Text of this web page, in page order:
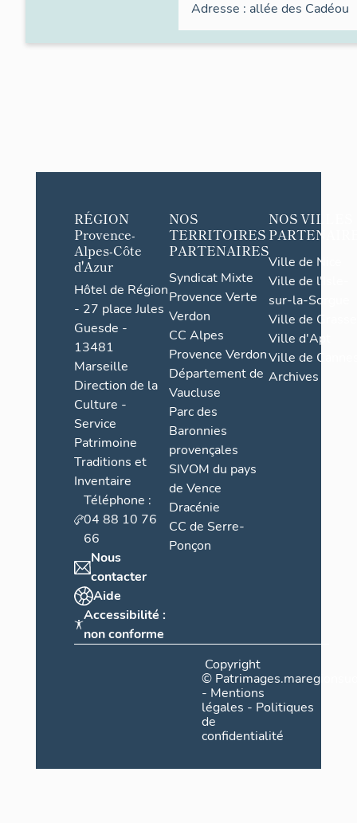
Adresse : allée des Cadéou
RÉGION
Provence-
Alpes-Côte
d'Azur
Hôtel de Région
- 27 place Jules
Guesde -
13481
Marseille
Direction de la
Culture -
Service
Patrimoine
Traditions et
Inventaire
Téléphone :
04 88 10 76
66
Nous
contacter
Aide
Accessibilité :
non conforme
NOS
TERRITOIRES
PARTENAIRES
Syndicat Mixte
Provence Verte
Verdon
CC Alpes
Provence Verdon
Département de
Vaucluse
Parc des
Baronnies
provençales
SIVOM du pays
de Vence
Dracénie
CC de Serre-
Ponçon
NOS VILLES
Ville de Nice
Ville de l'Isle-
sur-la-Sorgue
Ville de Grasse
Ville d'Apt
Ville de
Archives
Copyright
©
- Mentions
légales - Politiques
de
confidentialité